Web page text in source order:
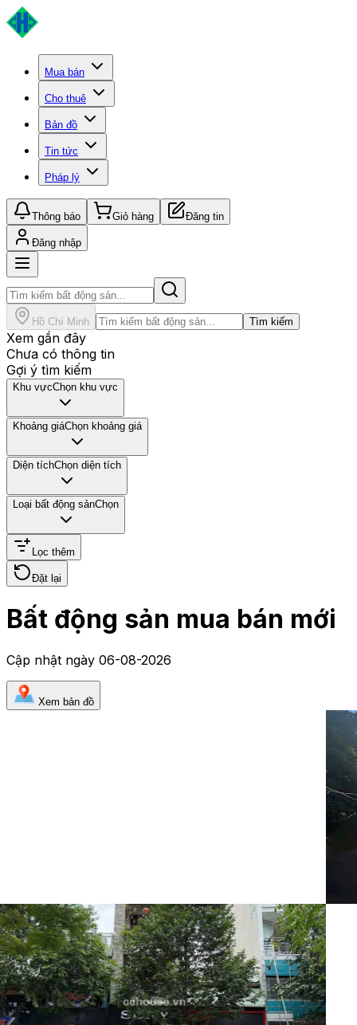
Mua bán
Cho thuê
Bản đồ
Tin tức
Pháp lý
Thông báo Giỏ hàng Đăng tin
Đăng nhập
Hồ Chí Minh Tìm kiếm
Xem gần đây
Chưa có thông tin
Gợi ý tìm kiếm
Khu vựcChọn khu vực
Khoảng giáChọn khoảng giá
Diện tíchChọn diện tích
Loại bất động sảnChọn
Lọc thêm
Đặt lại
Bất động sản mua bán mới
Cập nhật ngày 06-08-2026
Xem bản đồ
Nhà phố
80 Tỷ
Mã:8982Siêu Vị Trí Mặt Tiền Huỳnh Thúc
Kháng- Phố Đi Bộ Quận 1- 6 tầng Dòng tiền hơn
1tỷ / năm